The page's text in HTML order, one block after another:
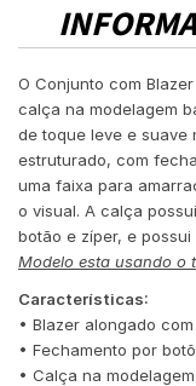
O Conjunto com
calça na modelagem
de toque leve e suave
estruturado, com
uma faixa para
o visual. A calça
botão e zíper, e
Modelo esta usando o
Características:
• Blazer alongado
• Fechamento por
• Calça na